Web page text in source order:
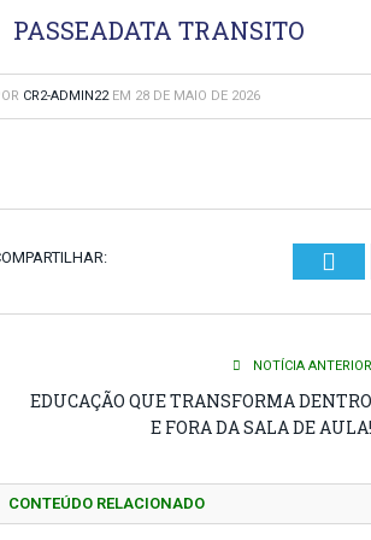
PASSEADATA TRANSITO
CR2-ADMIN22 EM 28 DE MAIO DE 2026
NOTÍCIA ANTERIOR
EDUCAÇÃO QUE TRANSFORMA DENTRO
E FORA DA SALA DE AULA!
CONTEÚDO RELACIONADO